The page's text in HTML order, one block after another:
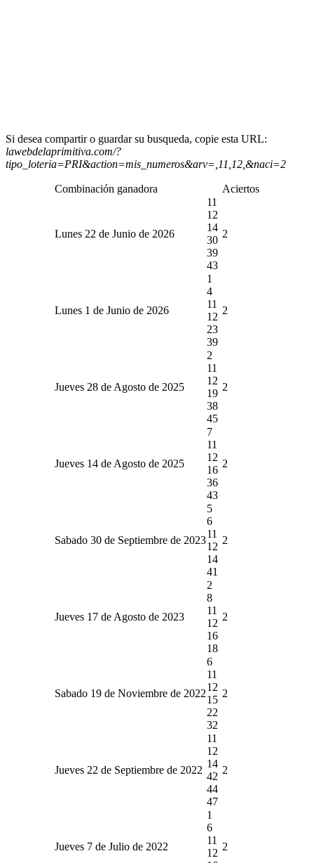
Si desea compartir o guardar su busqueda, copie esta URL:
lawebdelaprimitiva.com/?
tipo_loteria=PRI&action=mis_numeros&arv=,11,12,&naci=2
Combinación ganadora Aciertos
Lunes 22 de Junio de 2026
11
12
14
30
39
43
2
Lunes 1 de Junio de 2026
1
4
11
12
23
39
2
Jueves 28 de Agosto de 2025
2
11
12
19
38
45
2
Jueves 14 de Agosto de 2025
7
11
12
16
36
43
2
Sabado 30 de Septiembre de 2023
5
6
11
12
14
41
2
Jueves 17 de Agosto de 2023
2
8
11
12
16
18
2
Sabado 19 de Noviembre de 2022
6
11
12
15
22
32
2
Jueves 22 de Septiembre de 2022
11
12
14
42
44
47
2
Jueves 7 de Julio de 2022
1
6
11
12
2